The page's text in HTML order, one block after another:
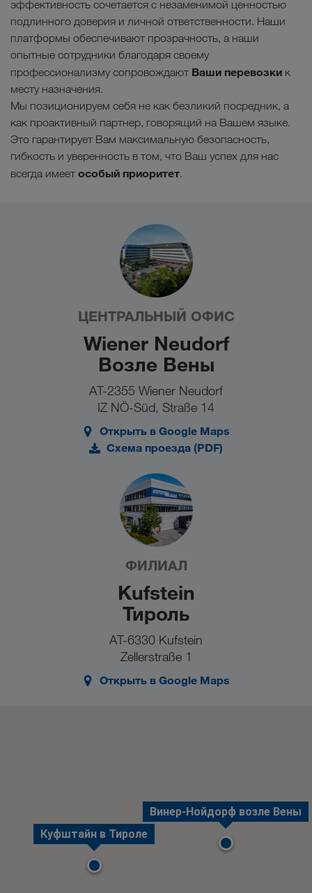
эффективность сочетается с незаменимой ценностью
подлинного доверия и личной ответственности. Наши
платформы обеспечивают прозрачность, а наши
опытные сотрудники благодаря своему
профессионализму сопровождают Ваши перевозки к
месту назначения.
Мы позиционируем себя не как безликий посредник, а
как проактивный партнер, говорящий на Вашем языке.
Это гарантирует Вам максимальную безопасность,
гибкость и уверенность в том, что Ваш успех для нас
всегда имеет особый приоритет.
ЦЕНТРАЛЬНЫЙ ОФИС
Wiener Neudorf
Возле Вены
AT-2355 Wiener Neudorf
IZ NÖ-Süd, Straße 14
Открыть в Google Maps
Схема проезда (PDF)
ФИЛИАЛ
Kufstein
Тироль
AT-6330 Kufstein
Zellerstraße 1
Открыть в Google Maps
Винер-Нойдорф возле Вены
Куфштайн в Тироле